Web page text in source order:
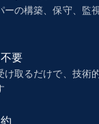
ーの構築、保守、監
要
け取るだけで、技術